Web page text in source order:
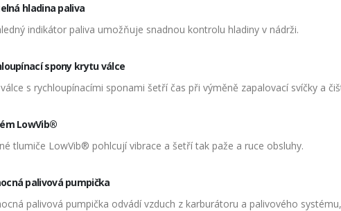
hladina paliva
indikátor paliva umožňuje snadnou kontrolu hladiny v nádrži.
spony krytu válce
s rychloupínacími sponami šetří čas při výměně zapalovací svíčky a
LowVib®
tlumiče LowVib® pohlcují vibrace a šetří tak paže a ruce obsluhy.
palivová pumpička
palivová pumpička odvádí vzduch z karburátoru a palivového